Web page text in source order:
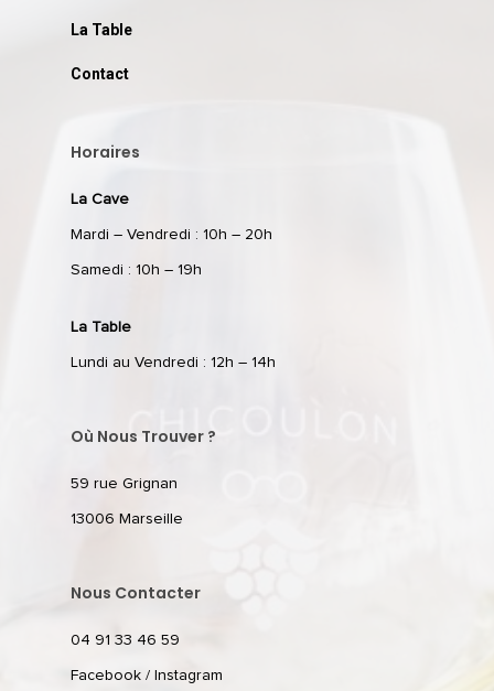
La Table
Contact
Horaires
La Cave
Mardi – Vendredi : 10h – 20h
Samedi : 10h – 19h
La Table
Lundi au Vendredi : 12h – 14h
Où Nous Trouver ?
59 rue Grignan
13006 Marseille
Nous Contacter
04 91 33 46 59
Facebook / Instagram